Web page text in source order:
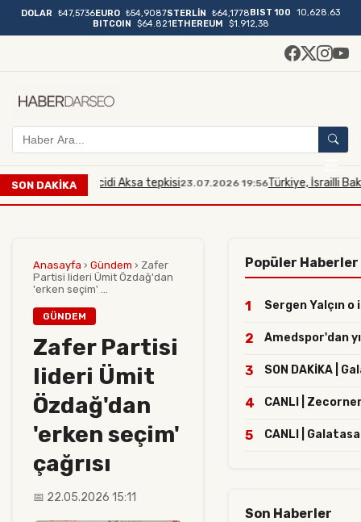
DOLAR ₺47,5736EURO ₺54,9087STERLİN ₺64,1778BIST 100
10,628.63
BITCOIN
$64.821ETHEREUM $1.912,38
SON DAKİKA
Mescidi Aksa tepkisi23.07.2026 19:56Türkiye, İsrailli Bakan'ın
Anasayfa › Gündem › Zafer
Partisi lideri Ümit Özdağ'dan
'erken seçim' ...
GÜNDEM
Zafer Partisi
lideri Ümit
Özdağ'dan
'erken seçim'
çağrısı
📅 22.05.2026 15:11
Popüler Haberler
1 Sergen Yalçın
2 Amedspor'dan
3 SON DAKİKA |
4 CANLI |
5 CANLI |
Son Haberler